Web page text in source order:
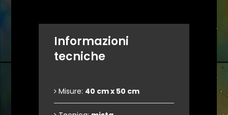
Informazioni
tecniche
Misure: 40 cm x 50 cm